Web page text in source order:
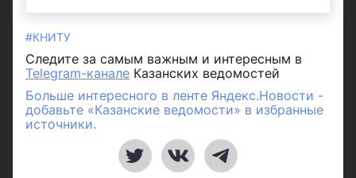
#КНИТУ
Следите за самым важным и интересным в
Telegram-канале Казанских ведомостей
Больше интересного в ленте Яндекс.Новости -
добавьте «Казанские ведомости» в избранные
источники.